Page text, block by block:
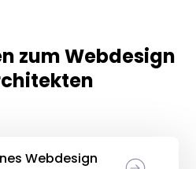
zum Webdesign
Webdesign